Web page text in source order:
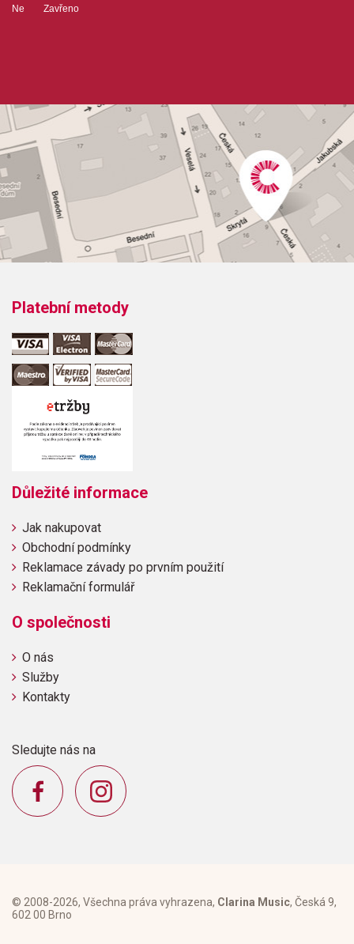
Ne Zavřeno
Platební metody
Důležité informace
Jak nakupovat
Obchodní podmínky
Reklamace závady po prvním použití
Reklamační formulář
O společnosti
O nás
Služby
Kontakty
Sledujte nás na
© 2008-2026, Všechna práva vyhrazena, Clarina Music, Česká 9,
602 00 Brno